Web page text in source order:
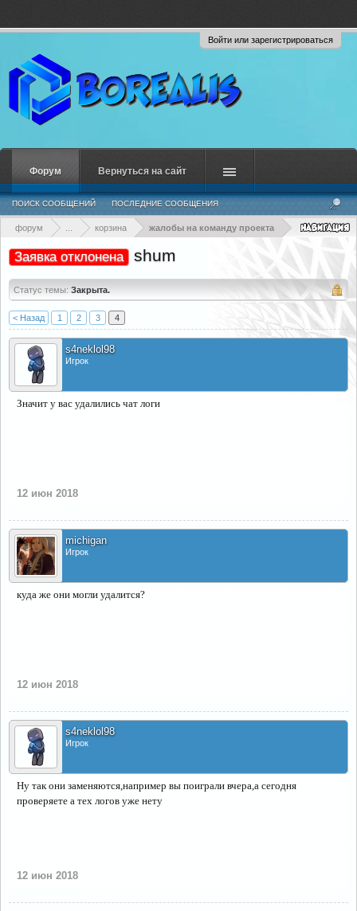
Войти или зарегистрироваться
форум корзина жалобы на команду проекта
Заявка отклонена shum
Статус темы: Закрыта.
< Назад 1 2 3 4
s4neklol98
Игрок
Значит у вас удалились чат логи
12 июн 2018
michigan
Игрок
куда же они могли удалится?
12 июн 2018
s4neklol98
Игрок
Ну так они заменяются,например вы поиграли вчера,а сегодня
проверяете а тех логов уже нету
12 июн 2018
Форум
ПОИСК СООБЩЕНИЙ ПОСЛЕДНИЕ СООБЩЕНИЯ
Вернуться на сайт